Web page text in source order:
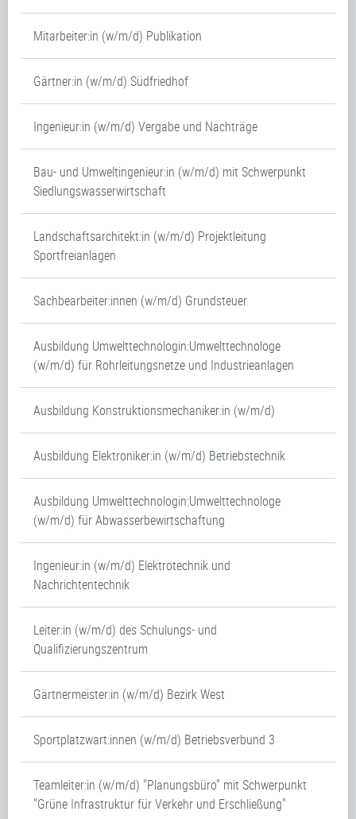
Mitarbeiter:in (w/m/d) Publikation
Gärtner:in (w/m/d) Südfriedhof
Ingenieur:in (w/m/d) Vergabe und Nachträge
Bau- und Umweltingenieur:in (w/m/d) mit Schwerpunkt
Siedlungswasserwirtschaft
Landschaftsarchitekt:in (w/m/d) Projektleitung
Sportfreianlagen
Sachbearbeiter:innen (w/m/d) Grundsteuer
Ausbildung Umwelttechnologin:Umwelttechnologe
(w/m/d) für Rohrleitungsnetze und Industrieanlagen
Ausbildung Konstruktionsmechaniker:in (w/m/d)
Ausbildung Elektroniker:in (w/m/d) Betriebstechnik
Ausbildung Umwelttechnologin:Umwelttechnologe
(w/m/d) für Abwasserbewirtschaftung
Ingenieur:in (w/m/d) Elektrotechnik und
Nachrichtentechnik
Leiter:in (w/m/d) des Schulungs- und
Qualifizierungszentrum
Gärtnermeister:in (w/m/d) Bezirk West
Sportplatzwart:innen (w/m/d) Betriebsverbund 3
Teamleiter:in (w/m/d) "Planungsbüro" mit Schwerpunkt
"Grüne Infrastruktur für Verkehr und Erschließung"